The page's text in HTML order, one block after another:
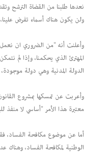
نعدها طلبنا من القضاة الترشح
ولن يكون هناك أسماء تفرض علينا،
وأعلنت أنه "من الضروري ان
المهترئ الذي يحكمنا، وإذا لم
الدولة المدنية وهي دولة موجودة،
وأعربت عن تمسكها بمشروع
معتبرة هذا الأمر "أساسي لا منفذ
أما عن موضوع مكافحة الفساد،
الوطنية لمكافحة الفساد، وهناك